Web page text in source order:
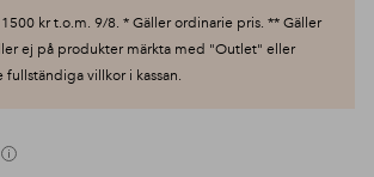
kr t.o.m. 9/8. * Gäller ordinarie pris. ** Gäller
ej på produkter märkta med "Outlet" eller
villkor i kassan.